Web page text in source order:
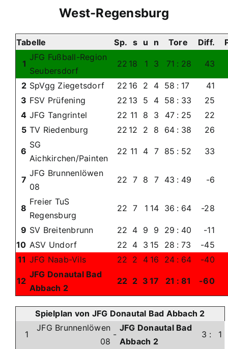
West-Regensburg
Tabelle Sp. s u n Tore Diff.
1
JFG Fußball-Region
Seubersdorf
22 18 1 3 71 : 28 43
2 SpVgg Ziegetsdorf 22 16 2 4 58 : 17
41
3 FSV Prüfening 22 13 5 4 58 : 33
25
4 JFG Tangrintel 22 11 8 3 47 : 25
22
5 TV Riedenburg 22 12 2 8 64 : 38 26
6
SG
Aichkirchen/Painten
22 11 4 7 85 : 52 33
7
JFG Brunnenlöwen
08
22 7 8 7 43 : 49 -6
8
Freier TuS
Regensburg
22 7 1 14 36 : 64 -28
9 SV Breitenbrunn 22 4 9 9 29 : 40
-11
10 ASV Undorf 22 4 3 15 28 : 73
-45
11 JFG Naab-Vils 22 2 4 16 24 : 64 -40
12
JFG Donautal Bad
Abbach 2
22 2 3 17 21 : 81 -60
Spielplan von JFG Donautal Bad Abbach 2
1
JFG Brunnenlöwen
08
-
JFG Donautal Bad
Abbach 2
3 : 1